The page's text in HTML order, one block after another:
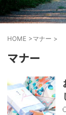
HOME >マナー >
マナー